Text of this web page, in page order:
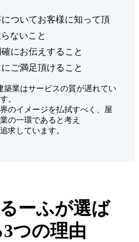
ついてお客様に知って頂
ないこと
にお伝えすること
ご満足頂けること
築業はサービスの質が遅れてい
。
のイメージを払拭すべく、屋
の一環であると考え
求しています。
ーふが選ば
つの理由